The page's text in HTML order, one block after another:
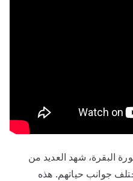
البقرة، شهد العديد من
جوانب حياتهم. هذه